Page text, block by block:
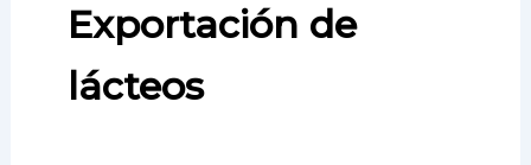
Exportación de
lácteos